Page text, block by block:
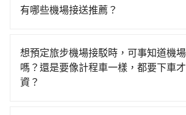
待車站前排班的計程車，搭上小黃後約
乘之平均每人花費為900元。不過，台
機不按表收費，看乘客是外地人便漫天
路。但如果全程使用tripool並到府專車
灣大車隊、Uber、Line Taxi、Yoxi等
無線車隊、天誠衛星計程車等叫車看看
計算，價格約為4,150~5,000元間，但
可省高達$2,500。台中市有些計程車司
有哪些機場接送推薦？
推薦的首選。旅步提供多種車型選擇、
優質的客服服務。還同步提供共乘服務
濟實惠的選擇，旅步的服務，更適合滿
想預定旅步機場接駁時，可事知道機
嗎？還是要像計程車一樣，都要下車
資？